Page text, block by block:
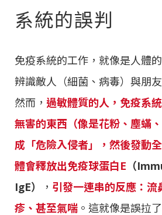
系統的誤判
免疫系統的工作，就像是人體
辨識敵人（細菌、病毒）與朋
然而， 過敏體質的人，免疫系
無害的東西（像是花粉、塵蟎
成「危險入侵者」，然後發動
體會釋放出免疫球蛋白E （
IgE）
， 引發一連串的反應：流
疹、甚至氣喘 。這就像是誤拉